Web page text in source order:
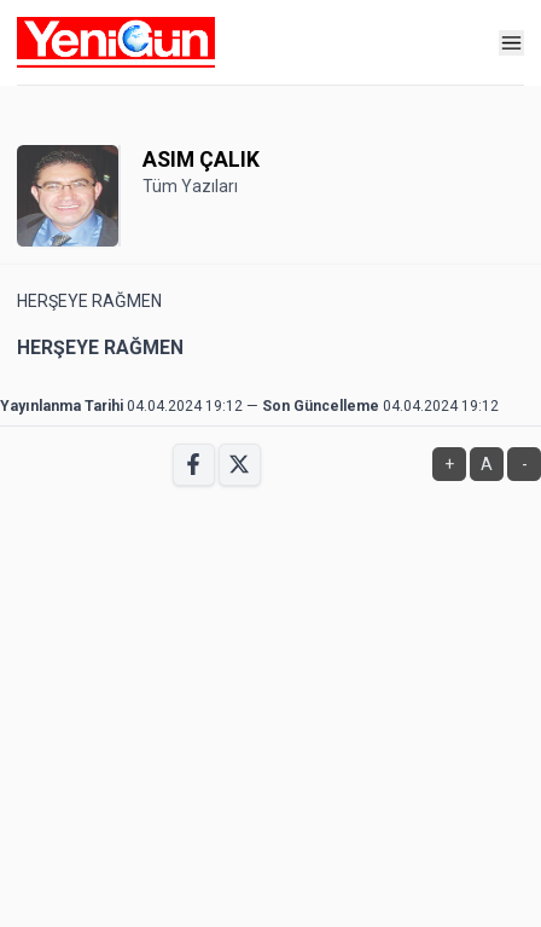
ASIM ÇALIK
Tüm Yazıları
HERŞEYE RAĞMEN
HERŞEYE RAĞMEN
Yayınlanma Tarihi 04.04.2024 19:12 — Son Güncelleme 04.04.2024 19:12
+ A -